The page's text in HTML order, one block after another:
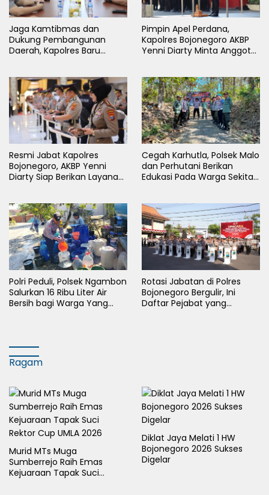
Jaga Kamtibmas dan
Dukung Pembangunan
Daerah, Kapolres Baru
Pimpin Apel Perdana,
Kapolres Bojonegoro AKBP
Yenni Diarty Minta Anggota
Resmi Jabat Kapolres
Bojonegoro, AKBP Yenni
Diarty Siap Berikan Layanan
Cegah Karhutla, Polsek Malo
dan Perhutani Berikan
Edukasi Pada Warga Sekitar
Polri Peduli, Polsek Ngambon
Salurkan 16 Ribu Liter Air
Bersih bagi Warga Yang
Rotasi Jabatan di Polres
Bojonegoro Bergulir, Ini
Daftar Pejabat yang
Ragam
Murid MTs Muga
Sumberrejo Raih Emas
Kejuaraan Tapak Suci
Diklat Jaya Melati 1 HW
Bojonegoro 2026 Sukses
Digelar